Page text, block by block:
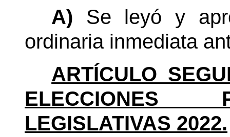
A) Se leyó y
ordinaria inmediata
ARTÍCULO
ELECCIONES
LEGISLATIVAS 2022.